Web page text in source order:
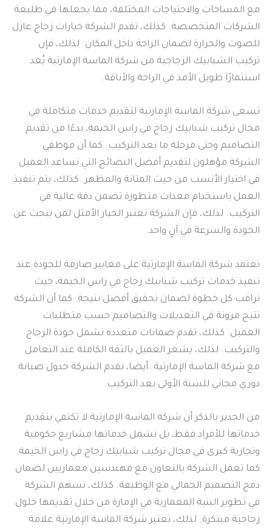
مع المساحات والاحتياجات المختلفة، مما يجعلها في طليعة
الشركات المتخصصة. كذلك، تقدم الشركة خيارات زجاج عازل
للصوت والحرارة لضمان الراحة داخل المكان. لذلك، فإن
تركيب الشبابيك الزجاجية من شركة الماسة الإمارتية يُعد
استثمارًا طويل الأمد في الراحة والأناقة.
تسعى شركة الماسة الإمارتية لتقديم خدمات متكاملة في
مجال تركيب شبابيك زجاج في راس الخيمة، بدءًا من تقديم
التصاميم وحتى مرحلة ما بعد التركيب. كما أن موظفي
الشركة مؤهلون لتقديم أفضل النصائح التي تساعد العميل
في اختيار الأنسب من حيث المتانة والمظهر. كذلك، يتم تنفيذ
العمل باستخدام معدات متطورة تضمن دقة عالية في
التركيب. لذلك، فإن الشركة تعتبر الخيار الأمثل لمن يبحث عن
الجودة والسرعة في آنٍ واحد.
تعتمد شركة الماسة الإمارتية على معايير صارمة للجودة عند
تنفيذ خدمات تركيب شبابيك زجاج في راس الخيمة، حيث
تراقب كل خطوة لضمان تحقيق أفضل نتيجة. كما أن الشركة
تتيح مرونة في التعديلات والتصاميم حسب متطلبات
العميل. كذلك، تقدم ضمانات متعددة تشمل جودة الزجاج
والتركيب. لذلك، يشعر العميل بالثقة الكاملة عند التعامل
مع شركة الماسة الإمارتية. أيضا، تقدم الشركة جدول صيانة
دوري مجاني للسنة الأولى بعد التركيب.
من الجدير بالذكر أن شركة الماسة الإمارتية لا تكتفي بتقديم
خدماتها للأفراد فقط، بل تشمل خدماتها مشاريع حكومية
وتجارية كبرى في مجال تركيب شبابيك زجاج في راس الخيمة.
كما تعمل الشركة بالتعاون مع مهندسين معماريين لضمان
دمج التصميم الجمالي مع الوظيفة. كذلك، تسهم الشركة
في تطوير البنية المعمارية في الإمارة من خلال تقديمها حلول
زجاجية مبتكرة. لذلك، تعتبر شركة الماسة الإمارتية علامة